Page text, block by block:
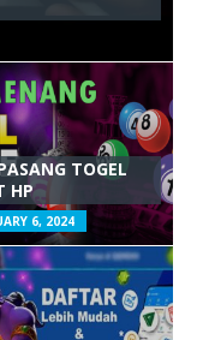
TOGEL
HP
6, 2024